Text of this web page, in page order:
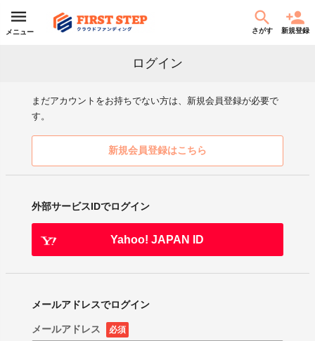
メニュー さがす 新規登録
ログイン
まだアカウントをお持ちでない方は、新規会員登録が必要で
す。
新規会員登録はこちら
外部サービスIDでログイン
Yahoo! JAPAN ID
メールアドレスでログイン
メールアドレス 必須